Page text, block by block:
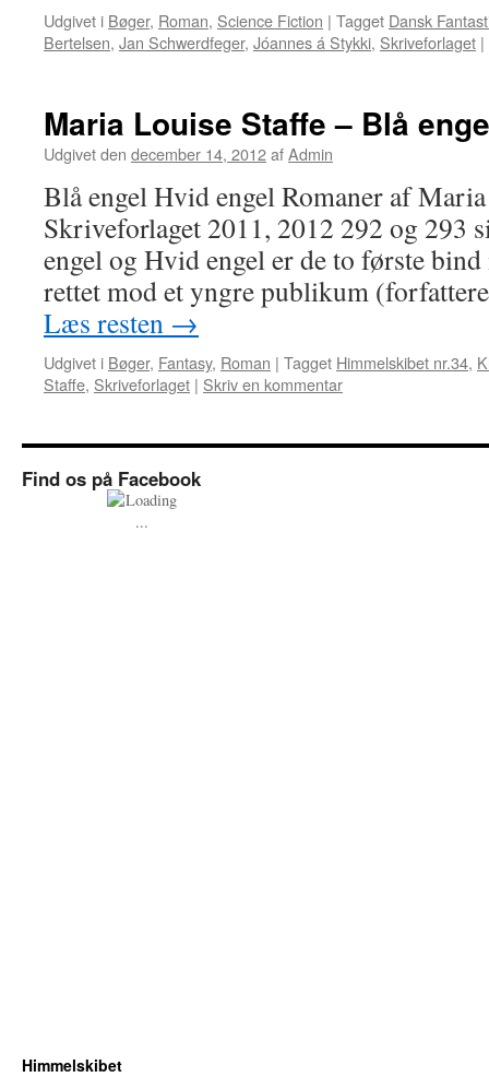
Udgivet i Bøger, Roman, Science Fiction | Tagget Dansk
Bertelsen, Jan Schwerdfeger, Jóannes á Stykki, Skriveforlaget |
Maria Louise Staffe – Blå
Udgivet den december 14, 2012afAdmin
Blå engel Hvid engel Romaner af
Skriveforlaget 2011, 2012 292 og 293
engel og Hvid engel er de to første
rettet mod et yngre publikum
Læs resten →
Udgivet i Bøger, Fantasy, Roman | Tagget Himmelskibet nr.34,
Staffe, Skriveforlaget | Skriv en kommentar
Find os på Facebook
Himmelskibet